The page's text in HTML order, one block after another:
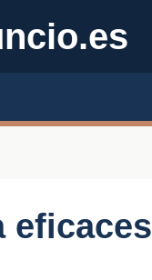
eficaces